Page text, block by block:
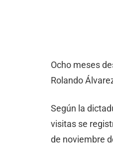
Ocho meses
Rolando
Según la
visitas se
de noviembre